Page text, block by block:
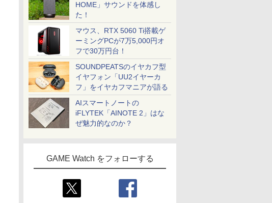
HOME」サウンドを体感し
た！
マウス、RTX 5060 Ti搭載ゲ
ーミングPCが7万5,000円オ
フで30万円台！
SOUNDPEATSのイヤカフ型
イヤフォン「UU2イヤーカ
フ」をイヤカフマニアが語る
AIスマートノートの
iFLYTEK「AINOTE 2」はな
ぜ魅力的なのか？
GAME Watch をフォローする